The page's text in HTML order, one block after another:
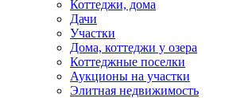
Коттеджи, дома
Дачи
Участки
Дома, коттеджи у озера
Коттеджные поселки
Аукционы на участки
Элитная недвижимость